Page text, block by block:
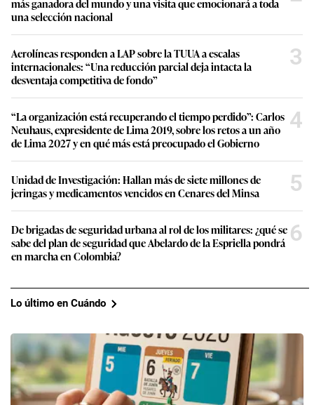
más ganadora del mundo y una visita que emocionará a toda
una selección nacional
Aerolíneas responden a LAP sobre la TUUA a escalas
internacionales: “Una reducción parcial deja intacta la
desventaja competitiva de fondo”
3
“La organización está recuperando el tiempo perdido”: Carlos
Neuhaus, expresidente de Lima 2019, sobre los retos a un año
de Lima 2027 y en qué más está preocupado el Gobierno
4
Unidad de Investigación: Hallan más de siete millones de
jeringas y medicamentos vencidos en Cenares del Minsa
5
De brigadas de seguridad urbana al rol de los militares: ¿qué se
sabe del plan de seguridad que Abelardo de la Espriella pondrá
en marcha en Colombia?
6
Lo último en Cuándo